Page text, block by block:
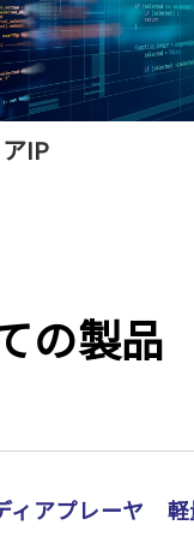
IP
の製品
ィアプレーヤ 軽